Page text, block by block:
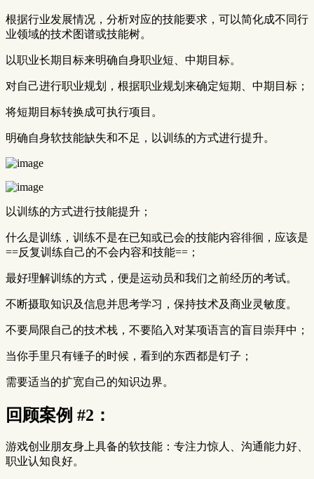
根据行业发展情况，分析对应的技能要求，可以简化成不同行
业领域的技术图谱或技能树。
以职业长期目标来明确自身职业短、中期目标。
对自己进行职业规划，根据职业规划来确定短期、中期目标；
将短期目标转换成可执行项目。
明确自身软技能缺失和不足，以训练的方式进行提升。
以训练的方式进行技能提升；
什么是训练，训练不是在已知或已会的技能内容徘徊，应该是
==反复训练自己的不会内容和技能==；
最好理解训练的方式，便是运动员和我们之前经历的考试。
不断摄取知识及信息并思考学习，保持技术及商业灵敏度。
不要局限自己的技术栈，不要陷入对某项语言的盲目崇拜中；
当你手里只有锤子的时候，看到的东西都是钉子；
需要适当的扩宽自己的知识边界。
回顾案例 #2：
游戏创业朋友身上具备的软技能：专注力惊人、沟通能力好、
职业认知良好。